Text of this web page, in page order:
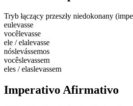
Tryb łączący przeszły niedokonany
eulevasse
vocêlevasse
ele / elalevasse
nóslevássemos
vocêslevassem
eles / elaslevassem
Imperativo Afirmativo